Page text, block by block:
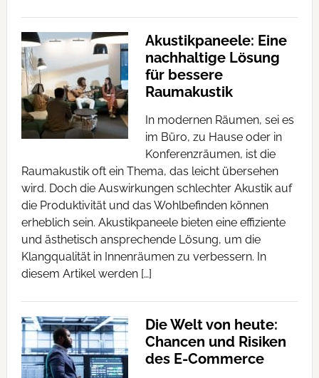
Akustikpaneele: Eine
nachhaltige Lösung
für bessere
Raumakustik
In modernen Räumen, sei es
im Büro, zu Hause oder in
Konferenzräumen, ist die
Raumakustik oft ein Thema, das leicht übersehen
wird. Doch die Auswirkungen schlechter Akustik auf
die Produktivität und das Wohlbefinden können
erheblich sein. Akustikpaneele bieten eine effiziente
und ästhetisch ansprechende Lösung, um die
Klangqualität in Innenräumen zu verbessern. In
diesem Artikel werden […]
Die Welt von heute:
Chancen und Risiken
des E-Commerce